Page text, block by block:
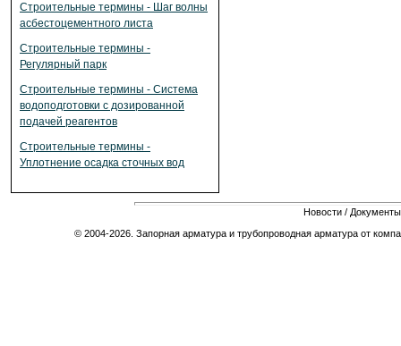
Строительные термины - Шаг волны
асбестоцементного листа
Строительные термины -
Регулярный парк
Строительные термины - Система
водоподготовки с дозированной
подачей реагентов
Строительные термины -
Уплотнение осадка сточных вод
Новости / Документы
© 2004-2026. Запорная арматура и трубопроводная арматура от